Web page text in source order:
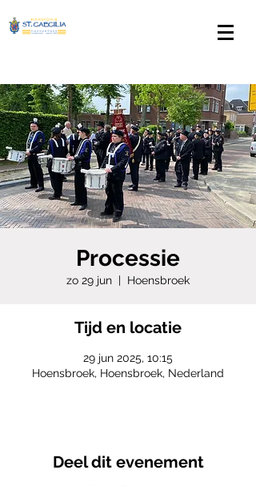
Processie
zo 29 jun
  |
Hoensbroek
Tijd en locatie
29 jun 2025, 10:15
Hoensbroek, Hoensbroek, Nederland
Deel dit evenement